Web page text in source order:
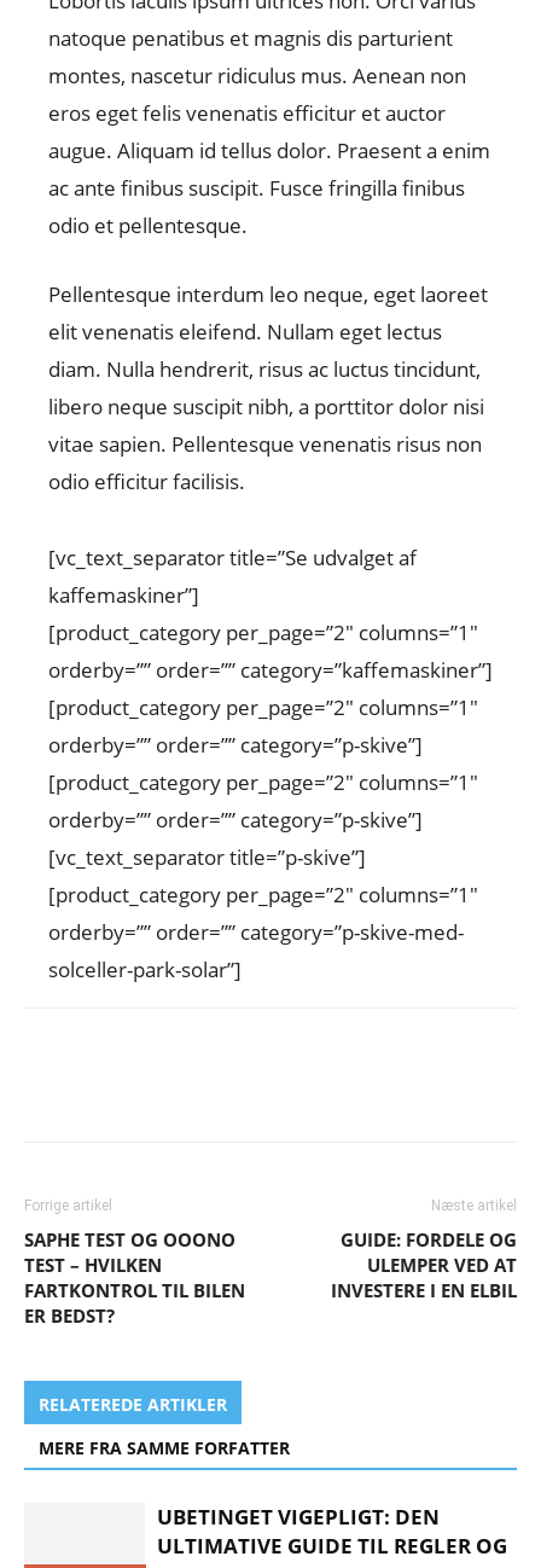
natoque penatibus et magnis dis parturient
montes, nascetur ridiculus mus. Aenean non
eros eget felis venenatis efficitur et auctor
augue. Aliquam id tellus dolor. Praesent a enim
ac ante finibus suscipit. Fusce fringilla finibus
odio et pellentesque.
Pellentesque interdum leo neque, eget laoreet
elit venenatis eleifend. Nullam eget lectus
diam. Nulla hendrerit, risus ac luctus tincidunt,
libero neque suscipit nibh, a porttitor dolor nisi
vitae sapien. Pellentesque venenatis risus non
odio efficitur facilisis.
[vc_text_separator title=”Se udvalget af
kaffemaskiner”]
[product_category per_page=”2″ columns=”1″
orderby=”” order=”” category=”kaffemaskiner”]
[product_category per_page=”2″ columns=”1″
orderby=”” order=”” category=”p-skive”]
[product_category per_page=”2″ columns=”1″
orderby=”” order=”” category=”p-skive”]
[vc_text_separator title=”p-skive”]
[product_category per_page=”2″ columns=”1″
orderby=”” order=”” category=”p-skive-med-
solceller-park-solar”]
Forrige artikel
SAPHE TEST OG OOONO
TEST – HVILKEN
FARTKONTROL TIL BILEN
ER BEDST?
Næste artikel
GUIDE: FORDELE OG
ULEMPER VED AT
INVESTERE I EN ELBIL
RELATEREDE ARTIKLER
MERE FRA SAMME FORFATTER
UBETINGET VIGEPLIGT: DEN
ULTIMATIVE GUIDE TIL REGLER OG